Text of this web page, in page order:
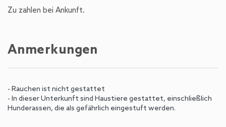
Zu zahlen bei Ankunft.
Anmerkungen
- Rauchen ist nicht gestattet
- In dieser Unterkunft sind Haustiere gestattet, einschließlich
Hunderassen, die als gefährlich eingestuft werden.